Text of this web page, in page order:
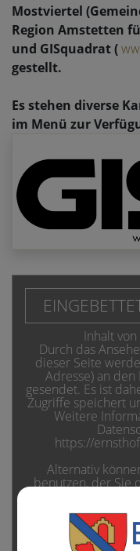
Mostviertel
Region Amstetten
und GISquadrat (
gestellt.
Es stehen diverse
im Menü zur
Inhalt
Durch das
dieser Seite
Adresse) an
gesendet. Es ist
Zugriffe speichert
Weitere
https://
Alternativ
benutzen, der Sie
https://